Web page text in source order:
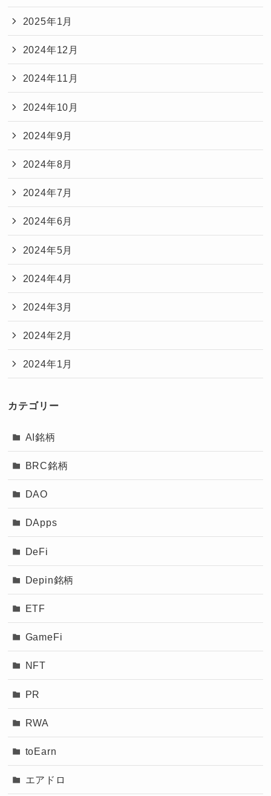
2025年1月
2024年12月
2024年11月
2024年10月
2024年9月
2024年8月
2024年7月
2024年6月
2024年5月
2024年4月
2024年3月
2024年2月
2024年1月
カテゴリー
AI銘柄
BRC銘柄
DAO
DApps
DeFi
Depin銘柄
ETF
GameFi
NFT
PR
RWA
toEarn
エアドロ